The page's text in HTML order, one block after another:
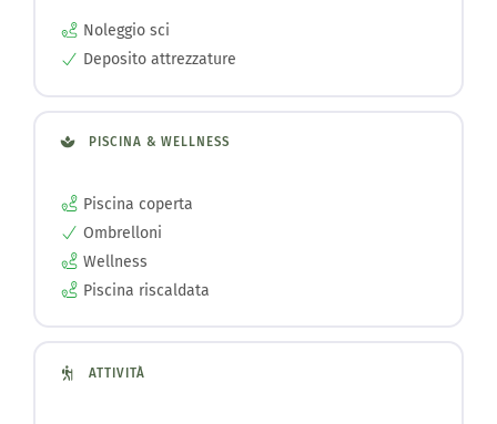
Noleggio sci
Deposito attrezzature
PISCINA & WELLNESS
Piscina coperta
Ombrelloni
Wellness
Piscina riscaldata
ATTIVITÀ